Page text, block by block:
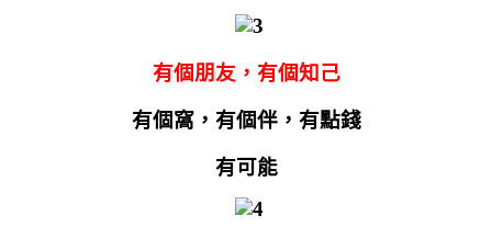
有個朋友，有個知己
有個窩，有個伴，有點錢
有可能